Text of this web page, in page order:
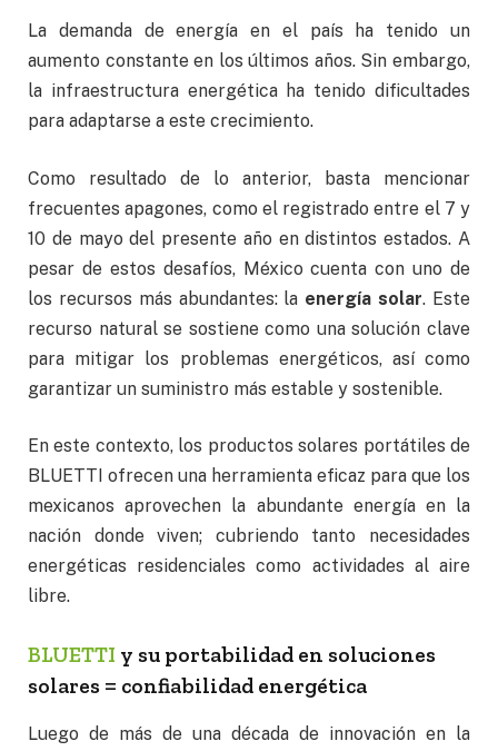
La demanda de energía en el país ha tenido un
aumento constante en los últimos años. Sin embargo,
la infraestructura energética ha tenido dificultades
para adaptarse a este crecimiento.
Como resultado de lo anterior, basta mencionar
frecuentes apagones, como el registrado entre el 7 y
10 de mayo del presente año en distintos estados. A
pesar de estos desafíos, México cuenta con uno de
los recursos más abundantes: la energía solar. Este
recurso natural se sostiene como una solución clave
para mitigar los problemas energéticos, así como
garantizar un suministro más estable y sostenible.
En este contexto, los productos solares portátiles de
BLUETTI ofrecen una herramienta eficaz para que los
mexicanos aprovechen la abundante energía en la
nación donde viven; cubriendo tanto necesidades
energéticas residenciales como actividades al aire
libre.
BLUETTI y su portabilidad en soluciones
solares = confiabilidad energética
Luego de más de una década de innovación en la